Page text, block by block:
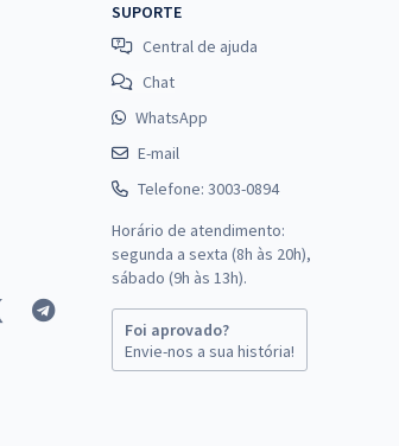
SUPORTE
Central de ajuda
Chat
WhatsApp
E-mail
Telefone: 3003-0894
Horário de atendimento:
segunda a sexta (8h às 20h),
sábado (9h às 13h).
Foi aprovado?
Envie-nos a sua história!